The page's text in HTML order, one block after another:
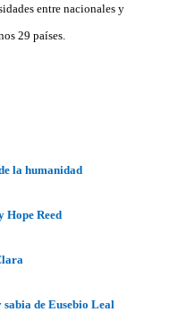
entre nacionales y
29 países.
la humanidad
Hope Reed
de Eusebio Leal